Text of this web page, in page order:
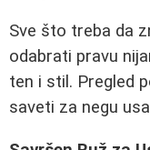
Sve što treba da
odabrati pravu
ten i stil. Pregled
saveti za negu